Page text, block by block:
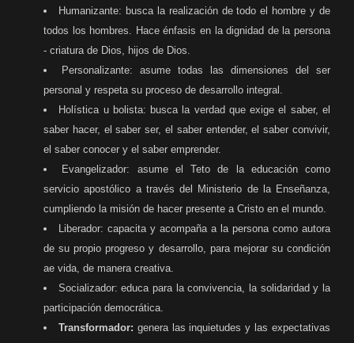
Humanizante: busca la realización de todo el hombre y de
todos los hombres. Hace énfasis en la dignidad de la persona
- criatura de Dios, hijos de Dios.
Personalizante: asume todas las dimensiones del ser
personal y respeta su proceso de desarrollo integral.
Holística u bolista: busca la verdad que exige el saber, el
saber hacer, el saber ser, el saber entender, el saber convivir,
el saber conocer y el saber emprender.
Evangelizador: asume el Teto de la educación como
servicio apostólico a través del Ministerio de la Enseñanza,
cumpliendo la misión de hacer presente a Cristo en el mundo.
Liberador: capacita y acompaña a la persona como autora
de su propio progreso y desarrollo, para mejorar su condición
ae vida, de manera creativa.
Socializador: educa para la convivencia, la solidaridad y la
participación democrática.
Transformador: genera las inquietudes y las expectativas